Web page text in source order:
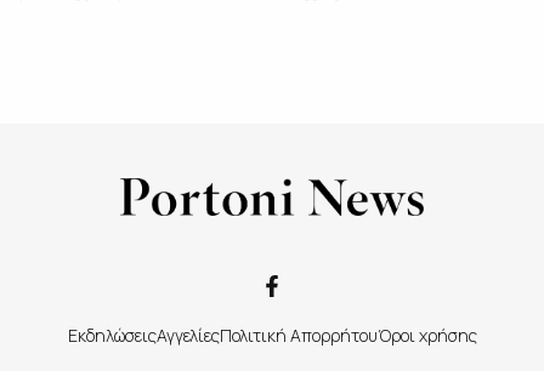
ΕκδηλώσειςΑγγελίεςΠολιτική ΑπορρήτουΌροι χρήσης